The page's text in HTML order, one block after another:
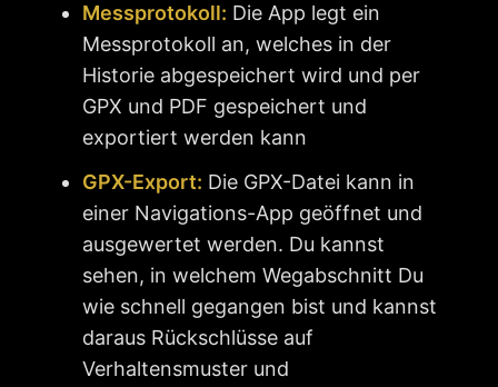
Messprotokoll: Die App legt ein
Messprotokoll an, welches in der
Historie abgespeichert wird und per
GPX und PDF gespeichert und
exportiert werden kann
GPX-Export: Die GPX-Datei kann in
einer Navigations-App geöffnet und
ausgewertet werden. Du kannst
sehen, in welchem Wegabschnitt Du
wie schnell gegangen bist und kannst
daraus Rückschlüsse auf
Verhaltensmuster und